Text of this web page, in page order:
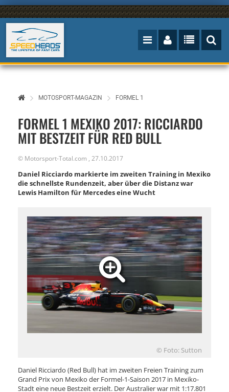
MOTOSPORT-MAGAZIN FORMEL 1
FORMEL 1 MEXIKO 2017: RICCIARDO
MIT BESTZEIT FÜR RED BULL
© Motorsport-Total.com , 27.10.2017
Daniel Ricciardo markierte im zweiten Training in Mexiko
die schnellste Rundenzeit, aber über die Distanz war
Lewis Hamilton für Mercedes eine Wucht
© Foto: Sutton
Daniel Ricciardo (Red Bull) hat im zweiten Freien Training zum
Grand Prix von Mexiko der Formel-1-Saison 2017 in Mexiko-
Stadt eine neue Bestzeit erzielt. Der Australier war mit 1:17.801